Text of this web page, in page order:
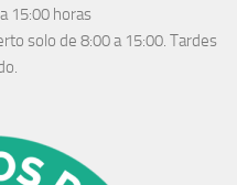
15:00 horas
solo de 8:00 a 15:00. Tardes